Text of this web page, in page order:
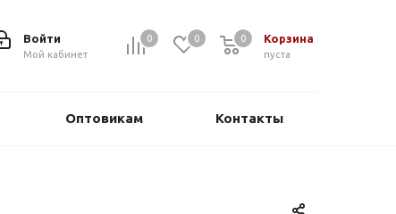
0 0 Корзина
0
пуста
0
Войти
Мой кабинет
Оптовикам Контакты